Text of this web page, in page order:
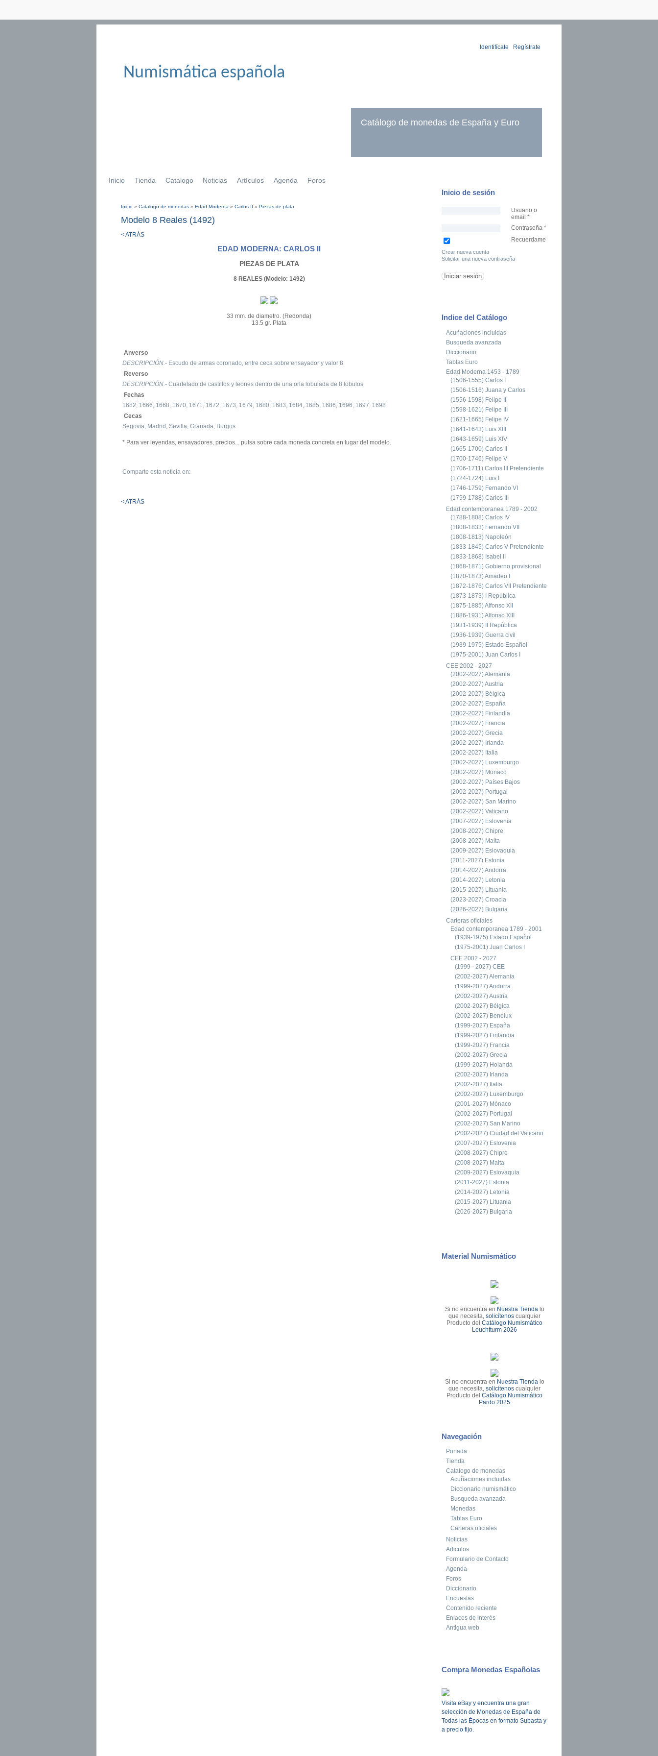
Numismática española
Identifícate Regístrate
Catálogo de monedas de España y Euro
Inicio Tienda Catalogo Noticias Artículos Agenda Foros
Se encuentra usted aquí
Inicio » Catalogo de monedas » Edad Moderna » Carlos II » Piezas de plata
Modelo 8 Reales (1492)
< ATRÁS
EDAD MODERNA: CARLOS II
PIEZAS DE PLATA
8 REALES (Modelo: 1492)
33 mm. de diametro. (Redonda)
13.5 gr. Plata
Anverso
DESCRIPCIÓN.- Escudo de armas coronado, entre ceca sobre ensayador y valor 8.
Reverso
DESCRIPCIÓN.- Cuartelado de castillos y leones dentro de una orla lobulada de 8 lobulos
Fechas
1682, 1666, 1668, 1670, 1671, 1672, 1673, 1679, 1680, 1683, 1684, 1685, 1686, 1696, 1697, 1698
Cecas
Segovia, Madrid, Sevilla, Granada, Burgos
* Para ver leyendas, ensayadores, precios... pulsa sobre cada moneda concreta en lugar del modelo.
Comparte esta noticia en:
< ATRÁS
Inicio de sesión
Usuario o
email *
Contraseña *
Recuerdame
Crear nueva cuenta
Solicitar una nueva contraseña
Indice del Catálogo
Acuñaciones incluidas
Busqueda avanzada
Diccionario
Tablas Euro
Edad Moderna 1453 - 1789
(1506-1555) Carlos I
(1506-1516) Juana y Carlos
(1556-1598) Felipe II
(1598-1621) Felipe III
(1621-1665) Felipe IV
(1641-1643) Luis XIII
(1643-1659) Luis XIV
(1665-1700) Carlos II
(1700-1746) Felipe V
(1706-1711) Carlos III Pretendiente
(1724-1724) Luis I
(1746-1759) Fernando VI
(1759-1788) Carlos III
Edad contemporanea 1789 - 2002
(1788-1808) Carlos IV
(1808-1833) Fernando VII
(1808-1813) Napoleón
(1833-1845) Carlos V Pretendiente
(1833-1868) Isabel II
(1868-1871) Gobierno provisional
(1870-1873) Amadeo I
(1872-1876) Carlos VII Pretendiente
(1873-1873) I República
(1875-1885) Alfonso XII
(1886-1931) Alfonso XIII
(1931-1939) II República
(1936-1939) Guerra civil
(1939-1975) Estado Español
(1975-2001) Juan Carlos I
CEE 2002 - 2027
(2002-2027) Alemania
(2002-2027) Austria
(2002-2027) Bélgica
(2002-2027) España
(2002-2027) Finlandia
(2002-2027) Francia
(2002-2027) Grecia
(2002-2027) Irlanda
(2002-2027) Italia
(2002-2027) Luxemburgo
(2002-2027) Monaco
(2002-2027) Países Bajos
(2002-2027) Portugal
(2002-2027) San Marino
(2002-2027) Vaticano
(2007-2027) Eslovenia
(2008-2027) Chipre
(2008-2027) Malta
(2009-2027) Eslovaquia
(2011-2027) Estonia
(2014-2027) Andorra
(2014-2027) Letonia
(2015-2027) Lituania
(2023-2027) Croacia
(2026-2027) Bulgaria
Carteras oficiales
Edad contemporanea 1789 - 2001
(1939-1975) Estado Español
(1975-2001) Juan Carlos I
CEE 2002 - 2027
(1999 - 2027) CEE
(2002-2027) Alemania
(1999-2027) Andorra
(2002-2027) Austria
(2002-2027) Bélgica
(2002-2027) Benelux
(1999-2027) España
(1999-2027) Finlandia
(1999-2027) Francia
(2002-2027) Grecia
(1999-2027) Holanda
(2002-2027) Irlanda
(2002-2027) Italia
(2002-2027) Luxemburgo
(2001-2027) Mónaco
(2002-2027) Portugal
(2002-2027) San Marino
(2002-2027) Ciudad del Vaticano
(2007-2027) Eslovenia
(2008-2027) Chipre
(2008-2027) Malta
(2009-2027) Eslovaquia
(2011-2027) Estonia
(2014-2027) Letonia
(2015-2027) Lituania
(2026-2027) Bulgaria
Material Numismático
Si no encuentra en Nuestra Tienda lo
que necesita,solicítenos cualquier
Producto delCatálogo Numismático
Leuchtturm 2026
Si no encuentra en Nuestra Tienda lo
que necesita,solicítenos cualquier
Producto delCatálogo Numismático
Pardo 2025
Navegación
Portada
Tienda
Catalogo de monedas
Acuñaciones incluidas
Diccionario numismático
Busqueda avanzada
Monedas
Tablas Euro
Carteras oficiales
Noticias
Articulos
Formulario de Contacto
Agenda
Foros
Diccionario
Encuestas
Contenido reciente
Enlaces de interés
Antigua web
Compra Monedas Españolas
Visita eBay y encuentra una gran
selección de Monedas de España de
Todas las Épocas en formato Subasta y
a precio fijo.